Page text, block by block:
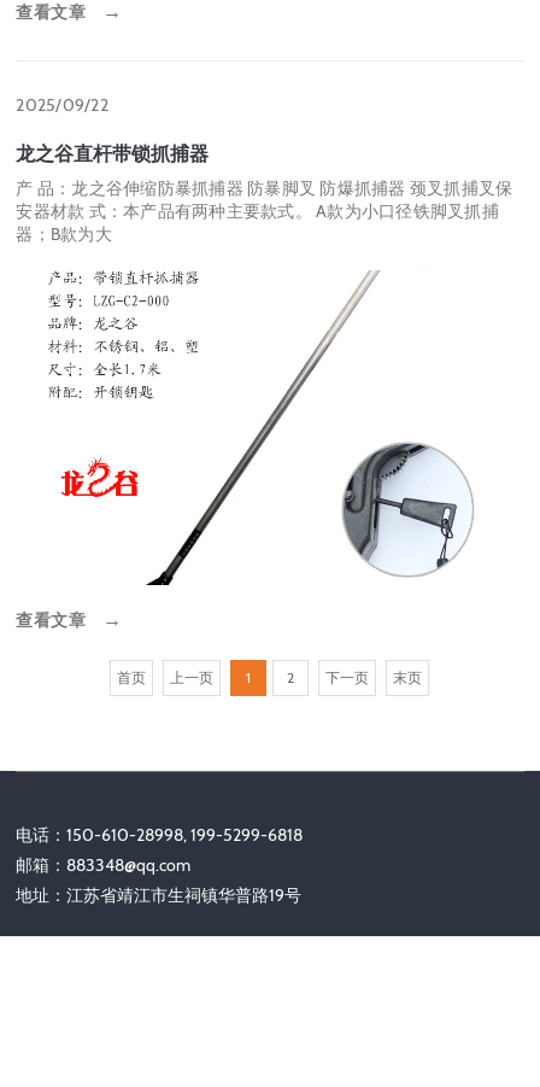
查看文章 →
2025/09/22
龙之谷直杆带锁抓捕器
产 品：龙之谷伸缩防暴抓捕器 防暴脚叉 防爆抓捕器 颈叉抓捕叉保
安器材款 式：本产品有两种主要款式。 A款为小口径铁脚叉抓捕
器；B款为大
查看文章 →
首页 上一页 1 2 下一页 末页
电话：150-610-28998, 199-5299-6818
邮箱： 883348@qq.com
地址：江苏省靖江市生祠镇华普路19号